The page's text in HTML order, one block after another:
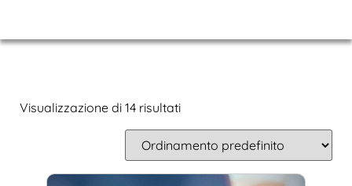
Visualizzazione di 14 risultati